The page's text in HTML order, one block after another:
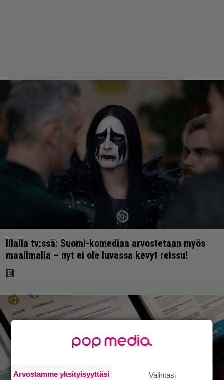
Illalla tv:ssä: Suomi-komediaa arvostetaan myös
maailmalla – nyt ei ole luvassa kevyt reissu!
Arvostamme yksityisyyttäsi Valintasi